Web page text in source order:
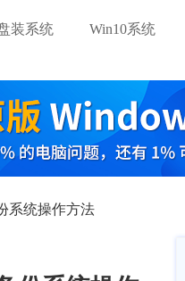
装系统 Win10系统
系统操作方法